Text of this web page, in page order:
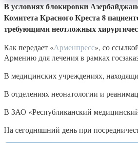
В условиях блокировки
Комитета Красного Креста 8
требующими неотложных
Как передает «Арменпресс», со
Армению для лечения в рамках
В медицинских учреждениях,
В отделениях неонатологии и
В ЗАО «Республиканский
На сегодняшний день при